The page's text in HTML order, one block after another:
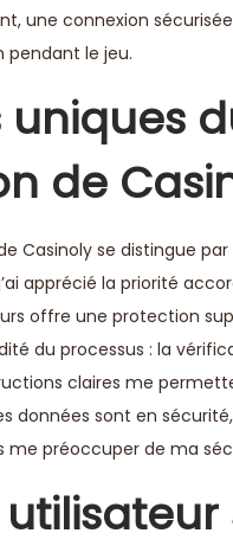
une connexion
le jeu.
uniques
de
Casinoly se distingue
apprécié la priorité
offre une protection
du processus : la
claires me
données sont en
me préoccuper de ma